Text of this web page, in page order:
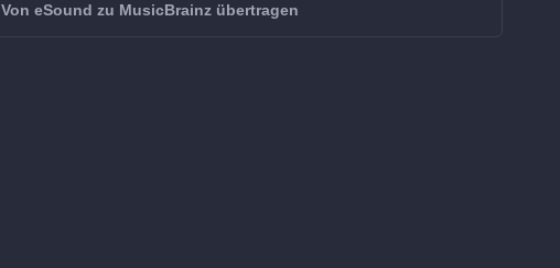
Von eSound zu MusicBrainz übertragen